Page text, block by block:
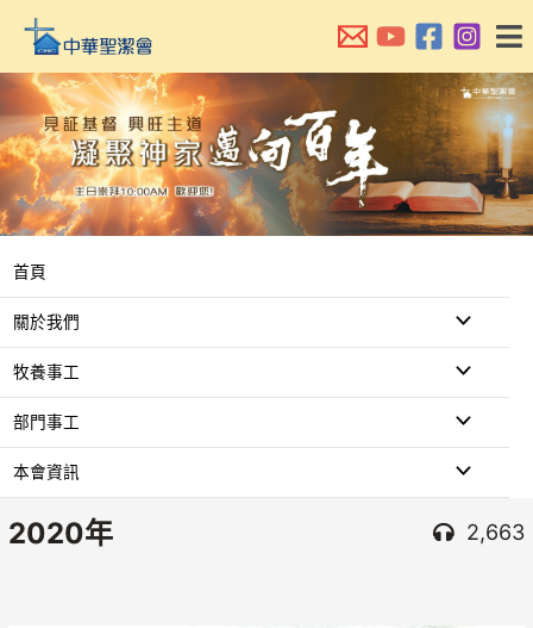
主
內
容
首頁
關於我們
牧養事工
部門事工
本會資訊
2020年 2,663